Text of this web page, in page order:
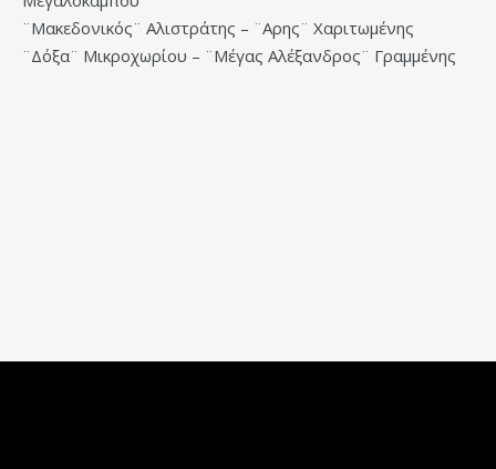
¨Μακεδονικός¨ Αλιστράτης – ¨Αρης¨ Χαριτωμένης
¨Δόξα¨ Μικροχωρίου – ¨Μέγας Αλέξανδρος¨ Γραμμένης